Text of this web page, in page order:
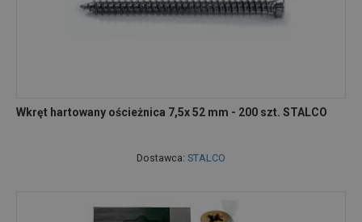
Wkręt hartowany ościeżnica 7,5x 52 mm - 200 szt. STALCO
Dostawca: STALCO